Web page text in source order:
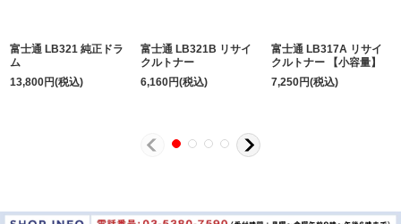
富士通 LB321 純正ドラ
ム
13,800円(税込)
富士通 LB321B リサイ
クルトナー
6,160円(税込)
富士通 LB317A リサイ
クルトナー 【小容量】
7,250円(税込)